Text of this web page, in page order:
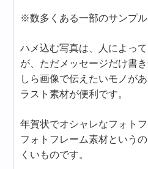
※数多くある一部のサンプ
ハメ込む写真は、人によっ
が、ただメッセージだけ書
しら画像で伝えたいモノが
ラスト素材が便利です。
年賀状でオシャレなフォト
フォトフレーム素材という
くいものです。